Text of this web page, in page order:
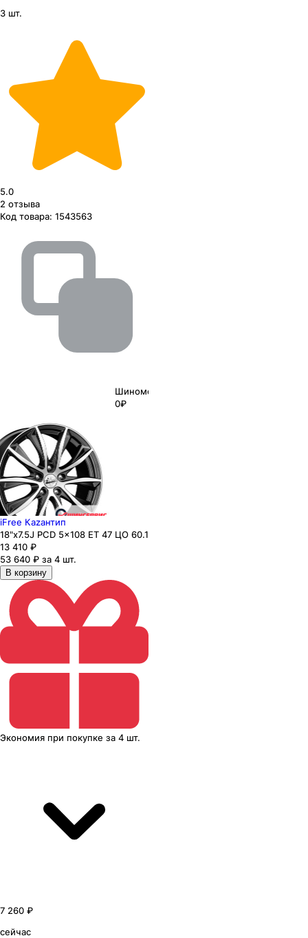
3 шт.
5.0
2 отзыва
Код товара: 1543563
Шиномонтаж
0₽
iFree Каzaнтип
18"x7.5J PCD 5x108 ЕТ 47 ЦО 60.1
13 410 ₽
53 640 ₽ за 4 шт.
В корзину
Экономия при покупке за 4 шт.
7 260 ₽
сейчас